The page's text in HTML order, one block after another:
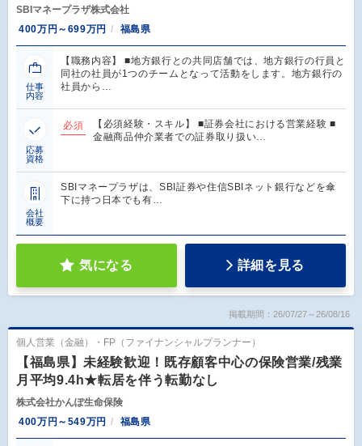
SBIマネープラザ株式会社
400万円～699万円
福島県
仕事
内容
【職務内容】 ■地方銀行との共同店舗では、地方銀行の行員と
同社の社員が1つのチームとなって活動をします。地方銀行の
社員から…
応募
資格
必須
【必須経験・スキル】 ■証券会社における営業経験 ■
金融商品仲介業者での証券取り扱い…
会社
概要
SBIマネープラザは、SBI証券や住信SBIネット銀行などを傘
下に持つ日本でも有…
気になる 詳細を見る
掲載期間：26/07/27～26/08/16
個人営業（金融）・FP（ファイナンシャルプランナー）
【福島県】未経験歓迎！既存顧客中心の保険営業/残業
月平均9.4h★転居を伴う転勤なし
株式会社かんぽ生命保険
400万円～549万円
福島県